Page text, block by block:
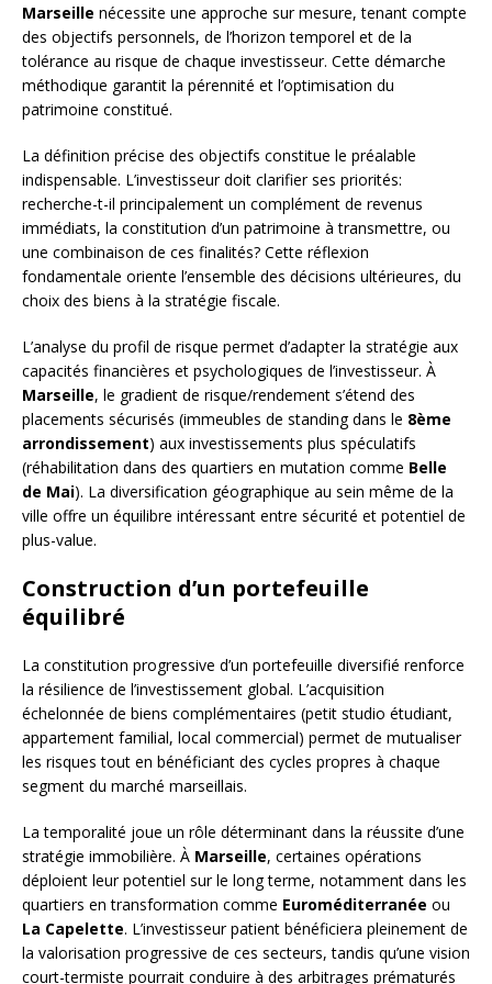
Marseille nécessite une approche sur mesure, tenant compte
des objectifs personnels, de l’horizon temporel et de la
tolérance au risque de chaque investisseur. Cette démarche
méthodique garantit la pérennité et l’optimisation du
patrimoine constitué.
La définition précise des objectifs constitue le préalable
indispensable. L’investisseur doit clarifier ses priorités:
recherche-t-il principalement un complément de revenus
immédiats, la constitution d’un patrimoine à transmettre, ou
une combinaison de ces finalités? Cette réflexion
fondamentale oriente l’ensemble des décisions ultérieures, du
choix des biens à la stratégie fiscale.
L’analyse du profil de risque permet d’adapter la stratégie aux
capacités financières et psychologiques de l’investisseur. À
Marseille, le gradient de risque/rendement s’étend des
placements sécurisés (immeubles de standing dans le 8ème
arrondissement) aux investissements plus spéculatifs
(réhabilitation dans des quartiers en mutation comme Belle
de Mai). La diversification géographique au sein même de la
ville offre un équilibre intéressant entre sécurité et potentiel de
plus-value.
Construction d’un portefeuille
équilibré
La constitution progressive d’un portefeuille diversifié renforce
la résilience de l’investissement global. L’acquisition
échelonnée de biens complémentaires (petit studio étudiant,
appartement familial, local commercial) permet de mutualiser
les risques tout en bénéficiant des cycles propres à chaque
segment du marché marseillais.
La temporalité joue un rôle déterminant dans la réussite d’une
stratégie immobilière. À Marseille, certaines opérations
déploient leur potentiel sur le long terme, notamment dans les
quartiers en transformation comme Euroméditerranée ou
La Capelette. L’investisseur patient bénéficiera pleinement de
la valorisation progressive de ces secteurs, tandis qu’une vision
court-termiste pourrait conduire à des arbitrages prématurés